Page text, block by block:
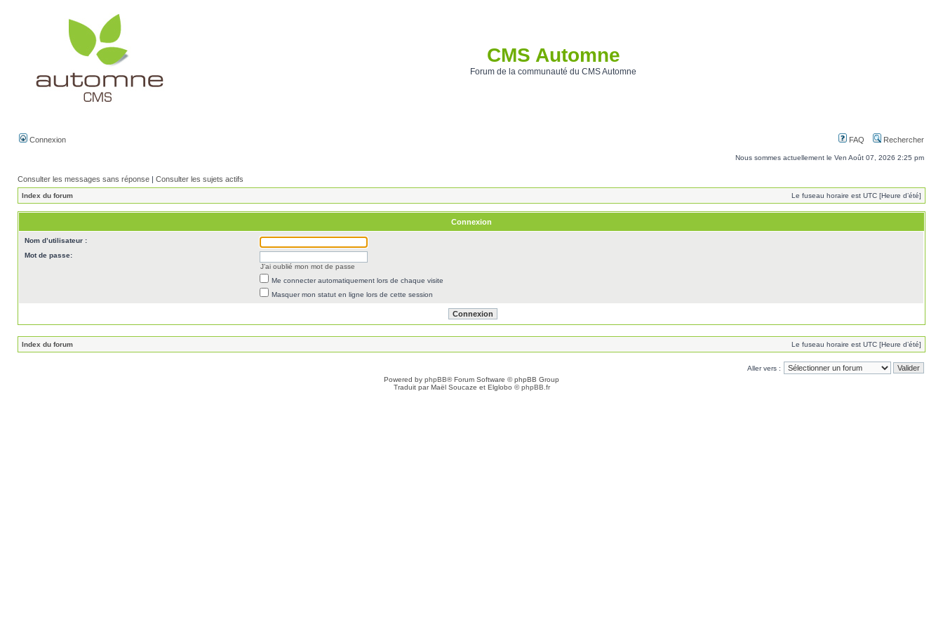
CMS Automne
Forum de la communauté du CMS Automne
Connexion FAQ Rechercher
Nous sommes actuellement le Ven Août 07, 2026 2:25 pm
Consulter les messages sans réponse | Consulter les sujets actifs
Index du forum Le fuseau horaire est UTC [Heure d’été]
Connexion
Nom d’utilisateur :
Mot de passe:
J’ai oublié mon mot de passe
Me connecter automatiquement lors de chaque visite
Masquer mon statut en ligne lors de cette session
Index du forum Le fuseau horaire est UTC [Heure d’été]
Aller vers :
Powered by phpBB® Forum Software © phpBB Group
Traduit par Maël Soucaze et Elglobo ©phpBB.fr